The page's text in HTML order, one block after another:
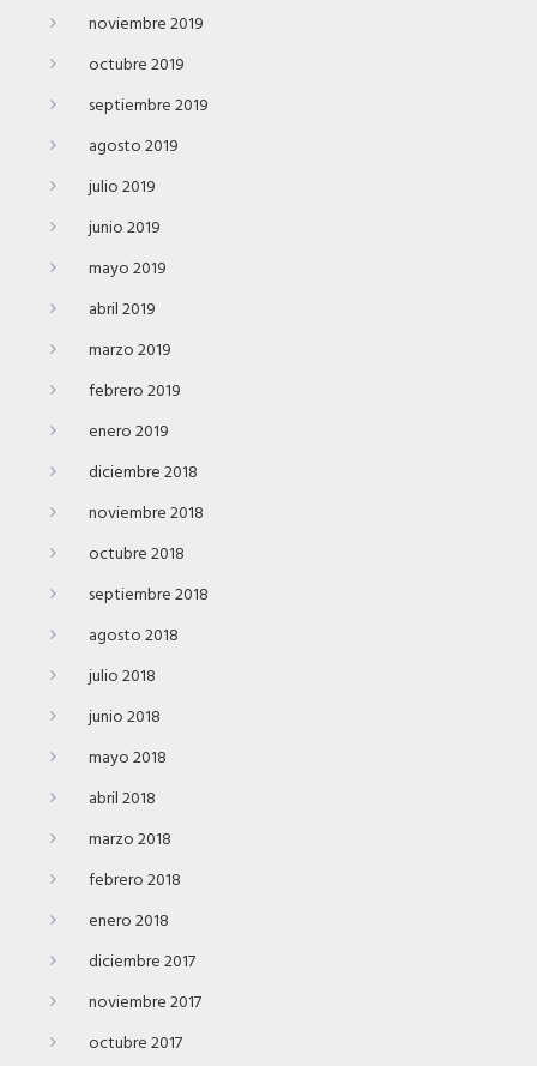
noviembre 2019
octubre 2019
septiembre 2019
agosto 2019
julio 2019
junio 2019
mayo 2019
abril 2019
marzo 2019
febrero 2019
enero 2019
diciembre 2018
noviembre 2018
octubre 2018
septiembre 2018
agosto 2018
julio 2018
junio 2018
mayo 2018
abril 2018
marzo 2018
febrero 2018
enero 2018
diciembre 2017
noviembre 2017
octubre 2017